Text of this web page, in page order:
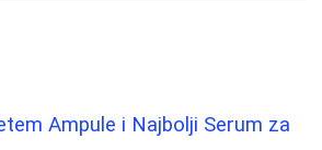
Ampule i Najbolji Serum za